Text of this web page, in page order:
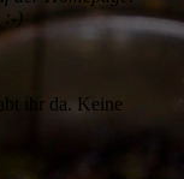
:-)
ihr da. Keine